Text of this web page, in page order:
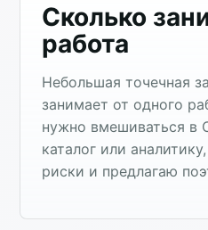
Сколько
работа
Небольшая точечная
занимает от одного
нужно вмешиваться в
каталог или
риски и предлагаю